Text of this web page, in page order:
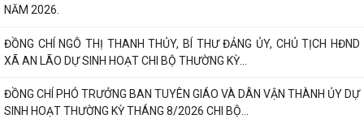
NĂM 2026.
ĐỒNG CHÍ NGÔ THỊ THANH THỦY, BÍ THƯ ĐẢNG ỦY, CHỦ TỊCH HĐND
XÃ AN LÃO DỰ SINH HOẠT CHI BỘ THƯỜNG KỲ...
ĐỒNG CHÍ PHÓ TRƯỞNG BAN TUYÊN GIÁO VÀ DÂN VẬN THÀNH ỦY DỰ
SINH HOẠT THƯỜNG KỲ THÁNG 8/2026 CHI BỘ...